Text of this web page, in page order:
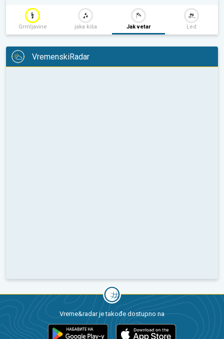
Grmljavine jaka kiša Jak vetar Led
VremenskiRadar
Vreme&radar je takođe dostupno na